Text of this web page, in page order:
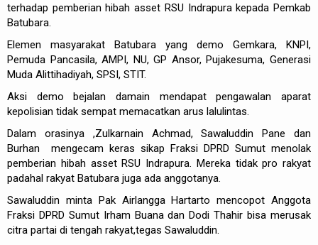
terhadap pemberian hibah asset RSU Indrapura kepada Pemkab
Batubara.
Elemen masyarakat Batubara yang demo Gemkara, KNPI,
Pemuda Pancasila, AMPI, NU, GP Ansor, Pujakesuma, Generasi
Muda Alittihadiyah, SPSI, STIT.
Aksi demo bejalan damain mendapat pengawalan aparat
kepolisian tidak sempat memacatkan arus lalulintas.
Dalam orasinya ,Zulkarnain Achmad, Sawaluddin Pane dan
Burhan mengecam keras sikap Fraksi DPRD Sumut menolak
pemberian hibah asset RSU Indrapura. Mereka tidak pro rakyat
padahal rakyat Batubara juga ada anggotanya.
Sawaluddin minta Pak Airlangga Hartarto mencopot Anggota
Fraksi DPRD Sumut Irham Buana dan Dodi Thahir bisa merusak
citra partai di tengah rakyat,tegas Sawaluddin.